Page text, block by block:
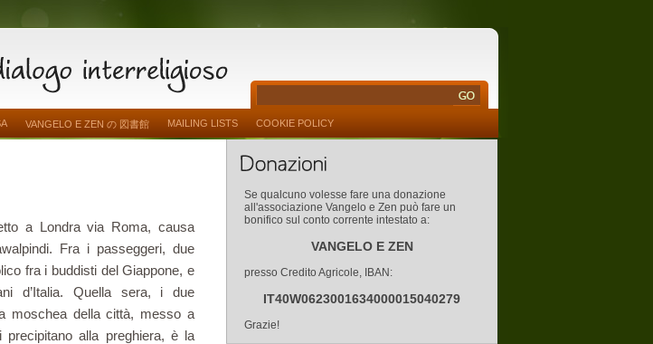
VANGELO E ZEN の 図書館 MAILING LISTS COOKIE POLICY
a Londra via Roma, causa
Fra i passeggeri, due
fra i buddisti del Giappone, e
d’Italia. Quella sera, i due
moschea della città, messo a
precipitano alla preghiera, è la
Se qualcuno volesse fare una donazione
all'associazione Vangelo e Zen può fare un
bonifico sul conto corrente intestato a:
VANGELO E ZEN
presso Credito Agricole, IBAN:
IT40W0623001634000015040279
Grazie!